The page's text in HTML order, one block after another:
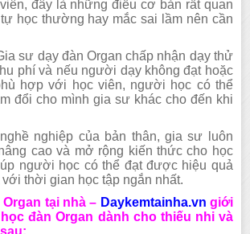
đây là những điều cơ bản rất quan
học thường hay mắc sai lầm nên cần
sư dạy đàn Organ chấp nhận dạy thử
phí và nếu người dạy không đạt hoặc
hợp với học viên, người học có thể
đổi cho mình gia sư khác cho đến khi
nghiệp của bản thân, gia sư luôn
cao và mở rộng kiến thức cho học
người học có thể đạt được hiệu quả
thời gian học tập ngắn nhất.
tại nhà – Daykemtainha.vn giới
đàn Organ dành cho thiếu nhi và